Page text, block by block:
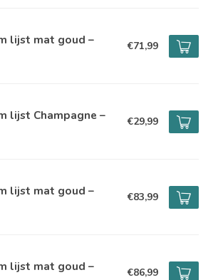
lijst mat goud – €71,99
lijst Champagne – €29,99
lijst mat goud – €83,99
lijst mat goud – €86,99